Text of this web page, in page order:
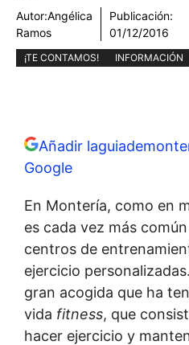
Autor:Angélica
Ramos
Publicación:
01/12/2016
¡TE CONTAMOS! INFORMACIÓN
Añadir
Google
En Montería, como en
es cada vez más
centros de
ejercicio
gran acogida que ha
vida fitness, que
hacer ejercicio y